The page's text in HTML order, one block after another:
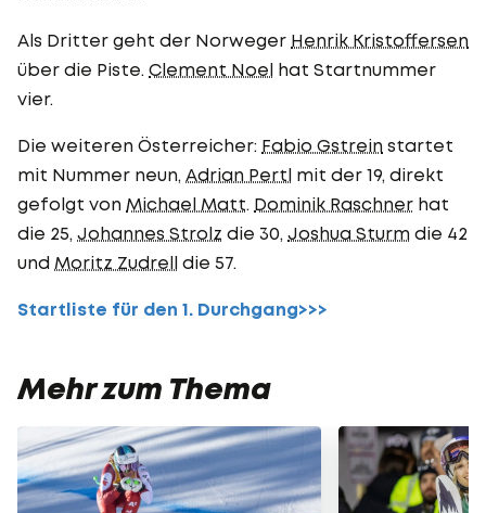
Als Dritter geht der Norweger Henrik Kristoffersen
über die Piste. Clement Noel hat Startnummer
vier.
Die weiteren Österreicher: Fabio Gstrein startet
mit Nummer neun, Adrian Pertl mit der 19, direkt
gefolgt von Michael Matt. Dominik Raschner hat
die 25, Johannes Strolz die 30, Joshua Sturm die 42
und Moritz Zudrell die 57.
Startliste für den 1. Durchgang>>>
Mehr zum Thema